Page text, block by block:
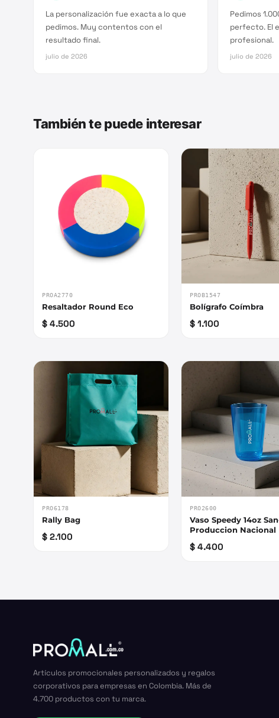
La personalización fue exacta a lo que
pedimos. Muy contentos con el
resultado final.
julio de 2026
Pedimos
perfecto. El
profesional.
julio de 2026
También te puede interesar
PROA2770
Resaltador Round Eco
$ 4.500
PROB1547
Bolígrafo Coímbra
$ 1.100
PRO6178
Rally Bag
$ 2.100
PRO2600
Vaso Speedy 14oz
Produccion Nacional
$ 4.400
Artículos promocionales personalizados y regalos
corporativos para empresas en Colombia. Más de
4.700 productos con tu marca.